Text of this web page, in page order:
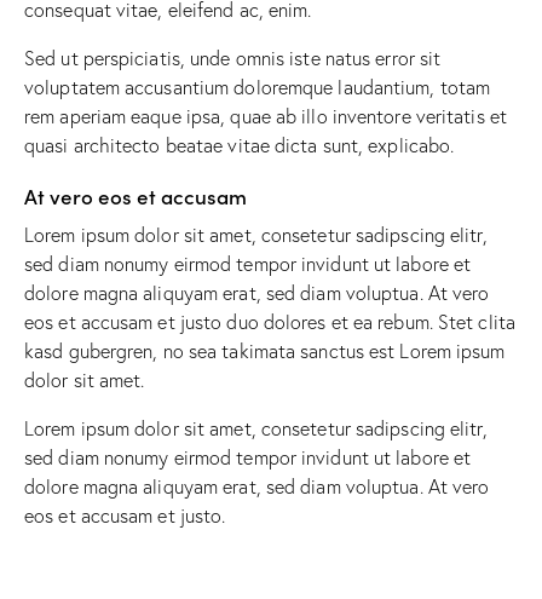
consequat vitae, eleifend ac, enim.
Sed ut perspiciatis, unde omnis iste natus error sit
voluptatem accusantium doloremque laudantium, totam
rem aperiam eaque ipsa, quae ab illo inventore veritatis et
quasi architecto beatae vitae dicta sunt, explicabo.
At vero eos et accusam
Lorem ipsum dolor sit amet, consetetur sadipscing elitr,
sed diam nonumy eirmod tempor invidunt ut labore et
dolore magna aliquyam erat, sed diam voluptua. At vero
eos et accusam et justo duo dolores et ea rebum. Stet clita
kasd gubergren, no sea takimata sanctus est Lorem ipsum
dolor sit amet.
Lorem ipsum dolor sit amet, consetetur sadipscing elitr,
sed diam nonumy eirmod tempor invidunt ut labore et
dolore magna aliquyam erat, sed diam voluptua. At vero
eos et accusam et justo.